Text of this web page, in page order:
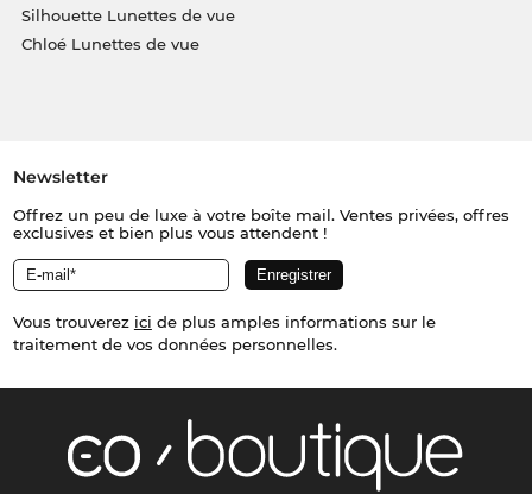
Silhouette Lunettes de vue
Chloé Lunettes de vue
Newsletter
Offrez un peu de luxe à votre boîte mail. Ventes privées, offres
exclusives et bien plus vous attendent !
Vous trouverez ici de plus amples informations sur le
traitement de vos données personnelles.